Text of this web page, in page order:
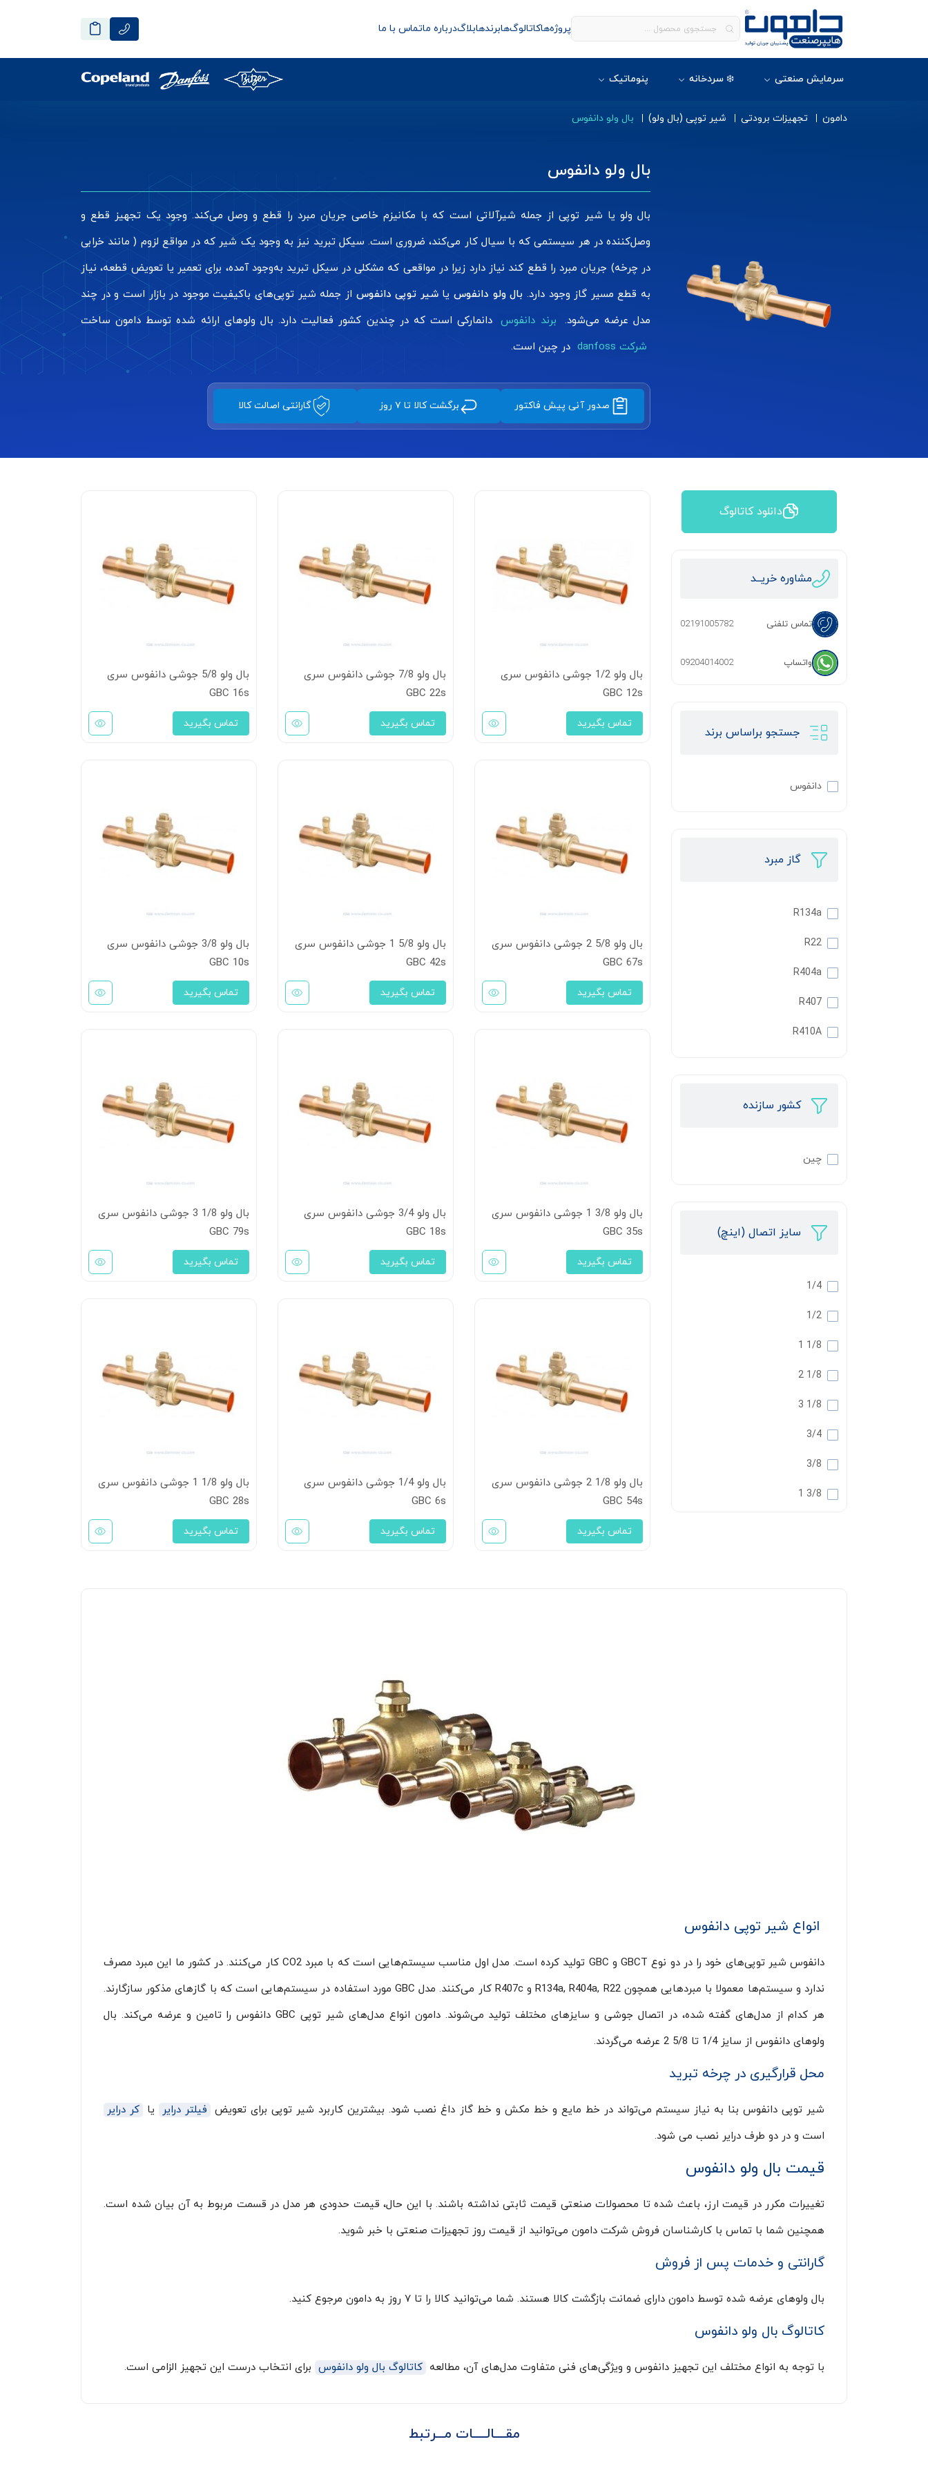
پروژه‌هاکاتالوگ‌هابرندهابلاگدرباره ماتماس با ما
سرمایش صنعتی ❄️ سردخانه پنوماتیک
دامون تجهیزات برودتی شیر توپی (بال ولو) بال ولو دانفوس
بال ولو دانفوس
بال ولو یا شیر توپی از جمله شیرآلاتی است که با مکانیزم خاصی جریان مبرد را قطع و وصل می‌کند. وجود یک تجهیز قطع و
وصل‌کننده در هر سیستمی که با سیال کار می‌کند، ضروری است. سیکل تبرید نیز به وجود یک شیر که در مواقع لزوم ( مانند خرابی
در چرخه) جریان مبرد را قطع کند نیاز دارد زیرا در مواقعی که مشکلی در سیکل تبرید به‌وجود آمده، برای تعمیر یا تعویض قطعه، نیاز
به قطع مسیر گاز وجود دارد. بال ولو دانفوس یاشیر توپی دانفوس از جمله شیر توپی‌های باکیفیت موجود در بازار است و در چند
مدل عرضه می‌شود.
برند دانفوس دانمارکی است که در چندین کشور فعالیت دارد. بال ولوهای ارائه شده توسط دامون ساخت
شرکت danfoss
در چین است.
صدور آنی پیش فاکتور برگشت کالا تا ۷ روز گارانتی اصالت کالا
دانلود کاتالوگ
مشاوره خریــد
تماس تلفنی 02191005782
واتساپ 09204014002
جستجو براساس برند
دانفوس
گاز مبرد
R134a
R22
R404a
R407
R410A
کشور سازنده
چین
سایز اتصال (اینچ)
1/4
1/2
1/8 1
1/8 2
1/8 3
3/4
3/8
3/8 1
بال ولو 1/2 جوشی دانفوس سری
GBC 12s
تماس بگیرید
بال ولو 7/8 جوشی دانفوس سری
GBC 22s
تماس بگیرید
بال ولو 5/8 جوشی دانفوس سری
GBC 16s
تماس بگیرید
بال ولو 5/8 2 جوشی دانفوس سری
GBC 67s
تماس بگیرید
بال ولو 5/8 1 جوشی دانفوس سری
GBC 42s
تماس بگیرید
بال ولو 3/8 جوشی دانفوس سری
GBC 10s
تماس بگیرید
بال ولو 3/8 1 جوشی دانفوس سری
GBC 35s
تماس بگیرید
بال ولو 3/4 جوشی دانفوس سری
GBC 18s
تماس بگیرید
بال ولو 1/8 3 جوشی دانفوس سری
GBC 79s
تماس بگیرید
بال ولو 1/8 2 جوشی دانفوس سری
GBC 54s
تماس بگیرید
بال ولو 1/4 جوشی دانفوس سری
GBC 6s
تماس بگیرید
بال ولو 1/8 1 جوشی دانفوس سری
GBC 28s
تماس بگیرید
انواع شیر توپی دانفوس
دانفوس شیر توپی‌های خود را در دو نوع GBCT و GBC تولید کرده است. مدل اول مناسب سیستم‌هایی است که با مبرد CO2 کار می‌کنند. در کشور ما این مبرد مصرف
ندارد و سیستم‌ها معمولا با مبردهایی همچون R134a, R404a, R22 و R407c کار می‌کنند. مدل GBC مورد استفاده در سیستم‌هایی است که با گازهای مذکور سازگارند.
هر کدام از مدل‌های گفته شده، در اتصال جوشی و سایزهای مختلف تولید می‌شوند. دامون انواع مدل‌های شیر توپی GBC دانفوس را تامین و عرضه می‌کند. بال
ولوهای دانفوس از سایز 1/4 تا 5/8 2 عرضه می‌گردند.
محل قرارگیری در چرخه تبرید
شیر توپی دانفوس بنا به نیاز سیستم می‌تواند در خط مایع و خط مکش و خط گاز داغ نصب شود. بیشترین کاربرد شیر توپی برای تعویض فیلتر درایر یا کر درایر
است و در دو طرف درایر نصب می شود.
قیمت بال ولو دانفوس
تغییرات مکرر در قیمت ارز، باعث شده تا محصولات صنعتی قیمت ثابتی نداشته باشند. با این حال، قیمت حدودی هر مدل در قسمت مربوط به آن بیان شده است.
همچنین شما با تماس با کارشناسان فروش شرکت دامون می‌توانید از قیمت روز تجهیزات صنعتی با خبر شوید.
گارانتی و خدمات پس از فروش
بال ولوهای عرضه شده توسط دامون دارای ضمانت بازگشت کالا هستند. شما می‌توانید کالا را تا ۷ روز به دامون مرجوع کنید.
کاتالوگ بال ولو دانفوس
با توجه به انواع مختلف این تجهیز دانفوس و ویژگی‌های فنی متفاوت مدل‌های آن، مطالعه کاتالوگ بال ولو دانفوس برای انتخاب درست این تجهیز الزامی است.
مقــــالـــــات مـــرتبط